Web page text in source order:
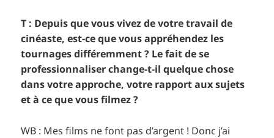
T : Depuis que vous vivez de votre travail de
cinéaste, est-ce que vous appréhendez les
tournages différemment ? Le fait de se
professionnaliser change-t-il quelque chose
dans votre approche, votre rapport aux sujets
et à ce que vous filmez ?
WB : Mes films ne font pas d’argent ! Donc j’ai